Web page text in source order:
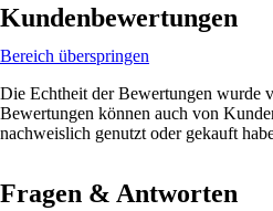
Kundenbewertungen
Bereich überspringen
Die Echtheit der Bewertungen wurde
Bewertungen können auch von
nachweislich genutzt oder gekauft
Fragen & Antworten